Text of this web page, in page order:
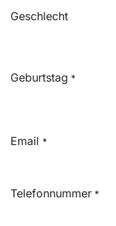
Geschlecht
Geburtstag *
Email *
Telefonnummer *